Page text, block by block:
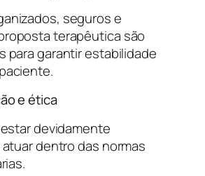
seguros e
terapêutica são
para garantir estabilidade
e ética
devidamente
dentro das normas